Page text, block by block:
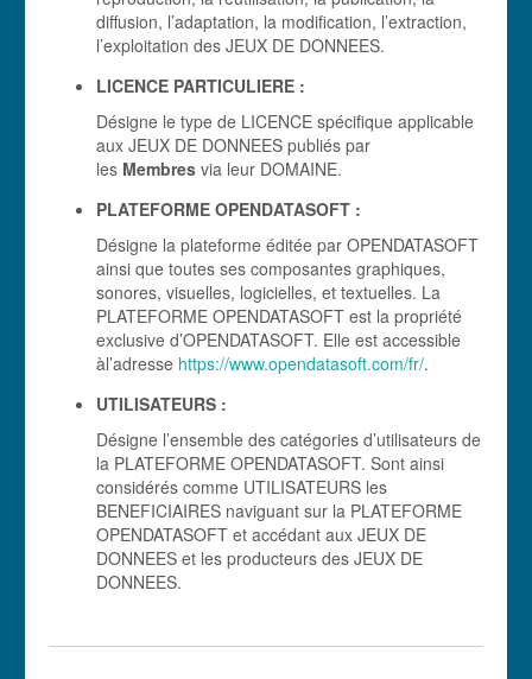
diffusion, l’adaptation, la modification, l’extraction,
l’exploitation des JEUX DE DONNEES.
LICENCE PARTICULIERE :
Désigne le type de LICENCE spécifique applicable
aux JEUX DE DONNEES publiés par
les Membres via leur DOMAINE.
PLATEFORME OPENDATASOFT :
Désigne la plateforme éditée par OPENDATASOFT
ainsi que toutes ses composantes graphiques,
sonores, visuelles, logicielles, et textuelles. La
PLATEFORME OPENDATASOFT est la propriété
exclusive d’OPENDATASOFT. Elle est accessible
àl’adresse https://www.opendatasoft.com/fr/.
UTILISATEURS :
Désigne l’ensemble des catégories d’utilisateurs de
la PLATEFORME OPENDATASOFT. Sont ainsi
considérés comme UTILISATEURS les
BENEFICIAIRES naviguant sur la PLATEFORME
OPENDATASOFT et accédant aux JEUX DE
DONNEES et les producteurs des JEUX DE
DONNEES.